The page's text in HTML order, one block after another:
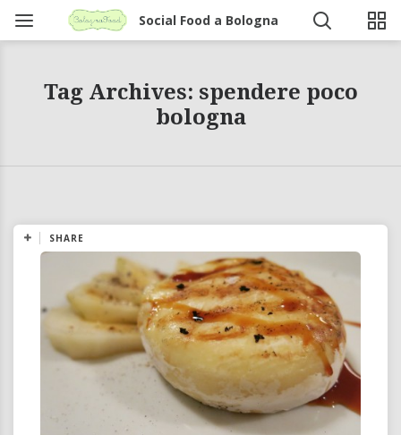
Social Food a Bologna
Tag Archives: spendere poco
bologna
SHARE